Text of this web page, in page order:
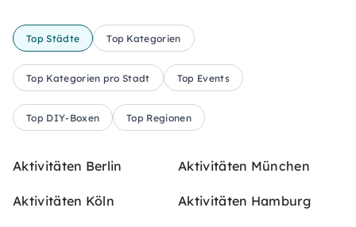
Top Städte Top Kategorien
Top Kategorien pro Stadt Top Events
Top DIY-Boxen Top Regionen
Aktivitäten Berlin Aktivitäten München
Aktivitäten Köln Aktivitäten Hamburg